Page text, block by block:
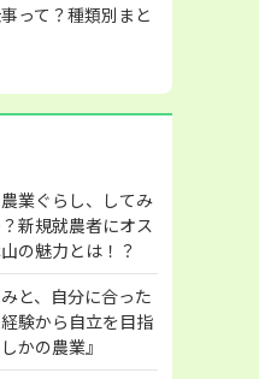
って？種類別まと
業ぐらし、してみ
新規就農者にオス
の魅力とは！？
と、自分に合った
験から自立を目指
かの農業』